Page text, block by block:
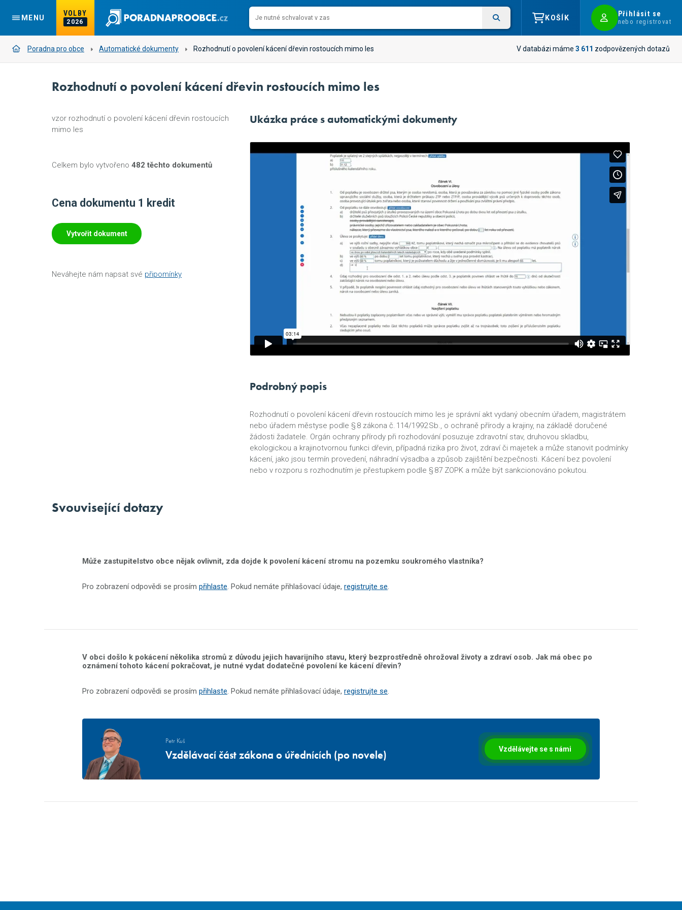
MENU
VOLBY
2026
KOŠÍK Přihlásit se
nebo registrovat
Poradna pro obce Automatické dokumenty Rozhodnutí o povolení kácení dřevin rostoucích mimo les V databázi máme 3 611 zodpovězených dotazů
Rozhodnutí o povolení kácení dřevin rostoucích mimo les
vzor rozhodnutí o povolení kácení dřevin rostoucích
mimo les
Celkem bylo vytvořeno 482 těchto dokumentů
Cena dokumentu 1 kredit
Vytvořit dokument
Neváhejte nám napsat své připomínky
Ukázka práce s automatickými dokumenty
Podrobný popis
Rozhodnutí o povolení kácení dřevin rostoucích mimo les je správní akt vydaný obecním úřadem, magistrátem
nebo úřadem městyse podle § 8 zákona č. 114/1992 Sb., o ochraně přírody a krajiny, na základě doručené
žádosti žadatele. Orgán ochrany přírody při rozhodování posuzuje zdravotní stav, druhovou skladbu,
ekologickou a krajinotvornou funkci dřevin, případná rizika pro život, zdraví či majetek a může stanovit podmínky
kácení, jako jsou termín provedení, náhradní výsadba a způsob zajištění bezpečnosti. Kácení bez povolení
nebo v rozporu s rozhodnutím je přestupkem podle § 87 ZOPK a může být sankcionováno pokutou.
Svouvisející dotazy
Může zastupitelstvo obce nějak ovlivnit, zda dojde k povolení kácení stromu na pozemku soukromého vlastníka?
Pro zobrazení odpovědi se prosím přihlaste. Pokud nemáte přihlašovací údaje, registrujte se.
V obci došlo k pokácení několika stromů z důvodu jejich havarijního stavu, který bezprostředně ohrožoval životy a zdraví osob. Jak má obec po
oznámení tohoto kácení pokračovat, je nutné vydat dodatečné povolení ke kácení dřevin?
Pro zobrazení odpovědi se prosím přihlaste. Pokud nemáte přihlašovací údaje, registrujte se.
Petr Kuš
Vzdělávací část zákona o úřednících (po novele) Vzdělávejte se s námi